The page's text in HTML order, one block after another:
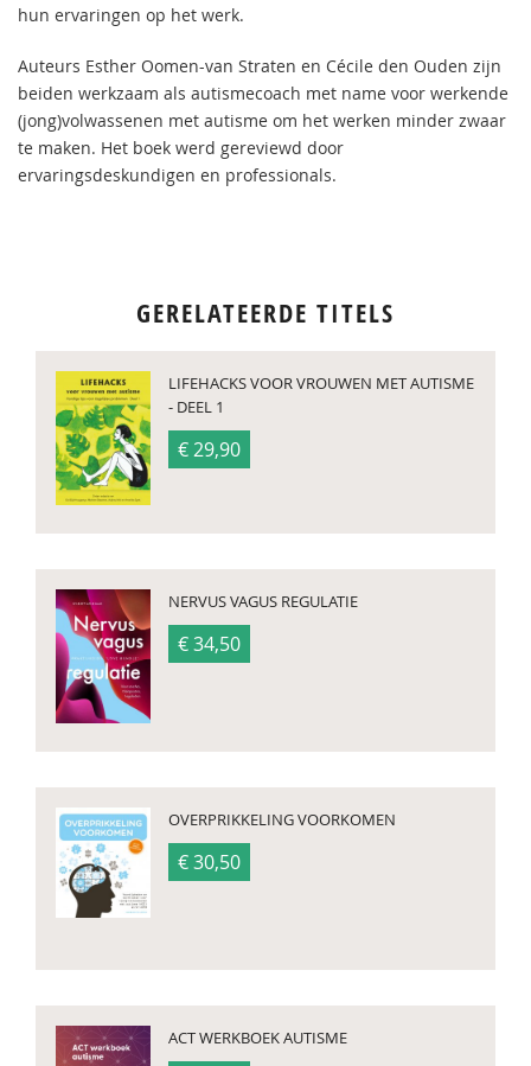
hun ervaringen op het werk.
Auteurs Esther Oomen-van Straten en Cécile den Ouden zijn
beiden werkzaam als autismecoach met name voor werkende
(jong)volwassenen met autisme om het werken minder zwaar
te maken. Het boek werd gereviewd door
ervaringsdeskundigen en professionals.
GERELATEERDE TITELS
LIFEHACKS VOOR VROUWEN MET AUTISME
- DEEL 1
€ 29,90
NERVUS VAGUS REGULATIE
€ 34,50
OVERPRIKKELING VOORKOMEN
€ 30,50
ACT WERKBOEK AUTISME